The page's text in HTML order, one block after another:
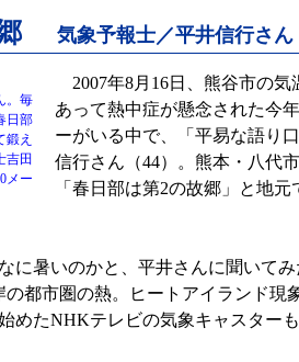
気象予報士／平井信行さん
。毎
日部
鍛え
吉田
メー
2007年8月16日、熊谷市の気
あって熱中症が懸念された今
ーがいる中で、「平易な語り
信行さん（44）。熊本・八代
「春日部は第2の故郷」と地
暑いのかと、平井さんに聞いて
都市圏の熱。ヒートアイランド
めたNHKテレビの気象キャスター